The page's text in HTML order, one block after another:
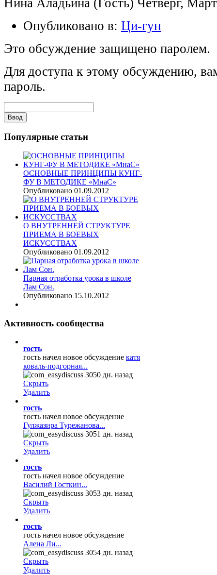
Нина Аладьина (Гость) Четверг,
Опубликовано в: Ци-гун
Это обсуждение защищено паролем.
Для доступа к этому обсуждению,
пароль.
Популярные статьи
ОСНОВНЫЕ ПРИНЦИПЫ КУНГ-
ФУ В МЕТОДИКЕ «МнаС»
Опубликовано 01.09.2012
О ВНУТРЕННЕЙ СТРУКТУРЕ
ПРИЕМА В БОЕВЫХ
ИСКУССТВАХ
Опубликовано 01.09.2012
Парная отработка урока в школе
Лам Сон.
Опубликовано 15.10.2012
Активность сообщества
гость
гость начел новое обсуждение катя
коваль-подгорная...
3050 дн. назад
Скрыть
Удалить
гость
гость начел новое обсуждение
Гулжазира Турежанова...
3051 дн. назад
Скрыть
Удалить
гость
гость начел новое обсуждение
Василий Госткин...
3053 дн. назад
Скрыть
Удалить
гость
гость начел новое обсуждение
Алена Ли...
3054 дн. назад
Скрыть
Удалить